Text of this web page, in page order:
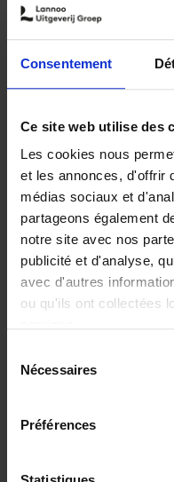
Consentement
Ce site web utilise des
Les cookies nous
et les annonces, d'offrir
médias sociaux et
partageons également
notre site avec nos
publicité et d'analyse,
avec d'autres
ou qu'ils ont collectées
Nécessaires
Préférences
Axel
Axel